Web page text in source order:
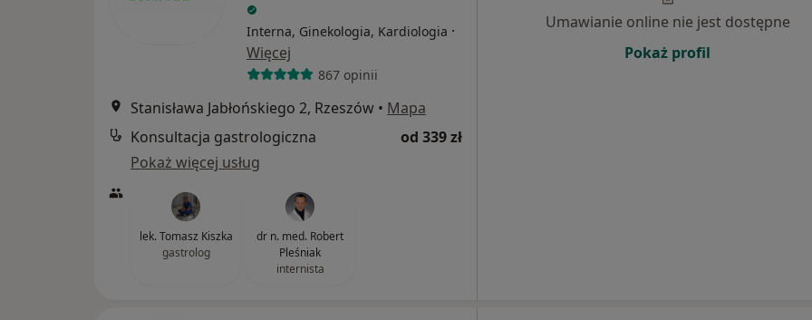
Interna, Ginekologia, Kardiologia ·
Więcej
867 opinii
Stanisława Jabłońskiego 2, Rzeszów • Mapa
Konsultacja gastrologiczna
od 339 zł
Pokaż więcej usług
lek. Tomasz Kiszka
gastrolog
dr n. med. Robert
Pleśniak
internista
Umawianie online nie jest dostępne
Pokaż profil